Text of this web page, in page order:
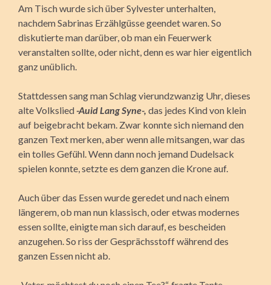
Am Tisch wurde sich über Sylvester unterhalten,
nachdem Sabrinas Erzählgüsse geendet waren. So
diskutierte man darüber, ob man ein Feuerwerk
veranstalten sollte, oder nicht, denn es war hier eigentlich
ganz unüblich.
Stattdessen sang man Schlag vierundzwanzig Uhr, dieses
alte Volkslied-Auid Lang Syne-, das jedes Kind von klein
auf beigebracht bekam. Zwar konnte sich niemand den
ganzen Text merken, aber wenn alle mitsangen, war das
ein tolles Gefühl. Wenn dann noch jemand Dudelsack
spielen konnte, setzte es dem ganzen die Krone auf.
Auch über das Essen wurde geredet und nach einem
längerem, ob man nun klassisch, oder etwas modernes
essen sollte, einigte man sich darauf, es bescheiden
anzugehen. So riss der Gesprächsstoff während des
ganzen Essen nicht ab.